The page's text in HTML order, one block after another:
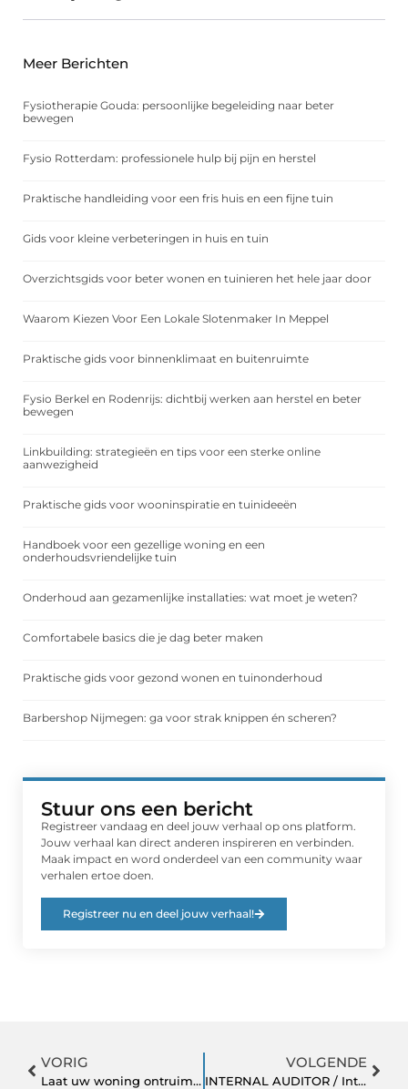
Meer Berichten
Fysiotherapie Gouda: persoonlijke begeleiding naar beter
bewegen
Fysio Rotterdam: professionele hulp bij pijn en herstel
Praktische handleiding voor een fris huis en een fijne tuin
Gids voor kleine verbeteringen in huis en tuin
Overzichtsgids voor beter wonen en tuinieren het hele jaar door
Waarom Kiezen Voor Een Lokale Slotenmaker In Meppel
Praktische gids voor binnenklimaat en buitenruimte
Fysio Berkel en Rodenrijs: dichtbij werken aan herstel en beter
bewegen
Linkbuilding: strategieën en tips voor een sterke online
aanwezigheid
Praktische gids voor wooninspiratie en tuinideeën
Handboek voor een gezellige woning en een
onderhoudsvriendelijke tuin
Onderhoud aan gezamenlijke installaties: wat moet je weten?
Comfortabele basics die je dag beter maken
Praktische gids voor gezond wonen en tuinonderhoud
Barbershop Nijmegen: ga voor strak knippen én scheren?
Stuur ons een bericht
Registreer vandaag en deel jouw verhaal op ons platform.
Jouw verhaal kan direct anderen inspireren en verbinden.
Maak impact en word onderdeel van een community waar
verhalen ertoe doen.
Registreer nu en deel jouw verhaal!
VORIG
Laat uw woning ontruimen door een professioneel bedrijf
VOLGENDE
INTERNAL AUDITOR / International groep